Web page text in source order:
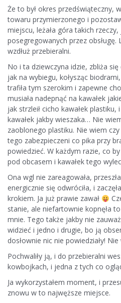
Że to był okres przedświąteczny,
towaru przymierzonego i
miejscu, leżała góra takich rzeczy,
posegregowanych przez obsługę.
wzdłuż przebieralni.
No i ta dziewczyna idzie, zbliża
jak na wybiegu, kołysząc
trafiła tym szerokim i zapewne
musiała nadepnąć na kawałek
jak strzleił cicho kawałek
kawałek jakby wieszaka… Nie
zaoblonego plastiku. Nie wiem
tego zabezpieczeni co pika przy
powiedzieć. W każdym razie, co
pod obcasem i kawałek tego
Ona wgl nie zareagowała,
energicznie się odwróciła, i
krokiem. Ja już prawie zawał
stanie, ale niefartownie kopnęła
mnie. Tego także jakby nie
widzieć i jedno i drugie, bo ją
dosłownie nic nie powiedziały!
Pochwaliły ją, i do przebieralni
kowbojkach, i jedna z tych co
Ja wykorzystałem moment, i
znowu w to najwęższe miejsce.